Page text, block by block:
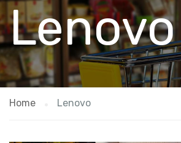
Lenovo
Home Lenovo